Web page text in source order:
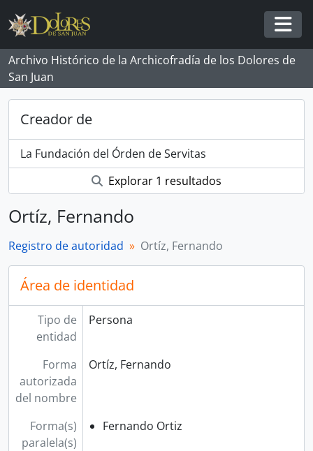
Skip to main content
Archivo Histórico de la Archicofradía de los Dolores de
San Juan
Creador de
La Fundación del Órden de Servitas
Explorar 1 resultados
Ortíz, Fernando
Registro de autoridad Ortíz, Fernando
Área de identidad
Tipo de
entidad
Persona
Forma
autorizada
del nombre
Ortíz, Fernando
Forma(s)
paralela(s)
Fernando Ortiz